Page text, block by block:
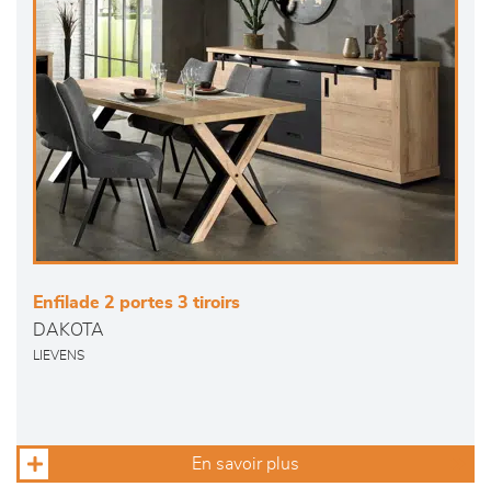
Enfilade 2 portes 3 tiroirs
DAKOTA
LIEVENS
En savoir plus